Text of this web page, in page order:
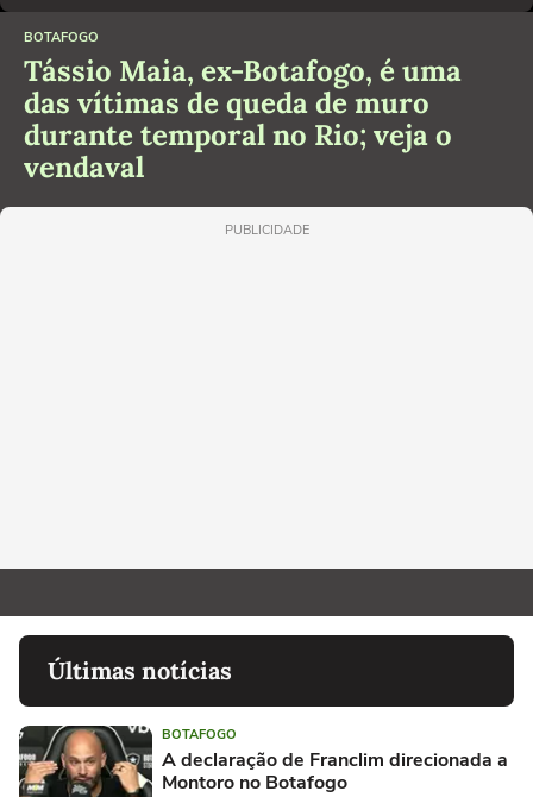
BOTAFOGO
Tássio Maia, ex-Botafogo, é uma
das vítimas de queda de muro
durante temporal no Rio; veja o
vendaval
PUBLICIDADE
Últimas notícias
BOTAFOGO
A declaração de Franclim direcionada a
Montoro no Botafogo